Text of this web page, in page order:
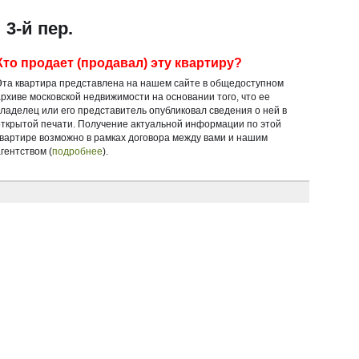
3-й пер.
продает (продавал) эту квартиру?
квартира представлена на нашем сайте в общедоступном
московской недвижимости на основании того, что ее
или его представитель опубликовал сведения о ней в
печати. Получение актуальной информации по этой
возможно в рамках договора между вами и нашим
(подробнее).